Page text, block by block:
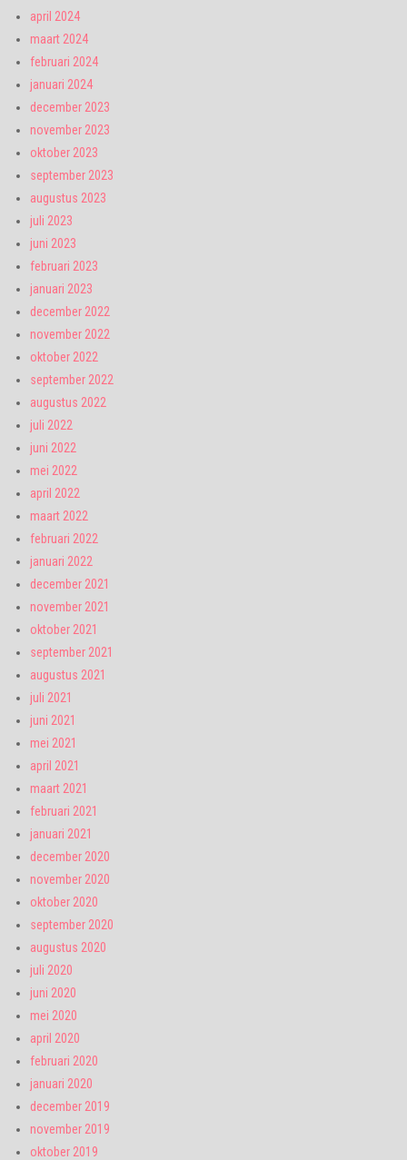
april 2024
maart 2024
februari 2024
januari 2024
december 2023
november 2023
oktober 2023
september 2023
augustus 2023
juli 2023
juni 2023
februari 2023
januari 2023
december 2022
november 2022
oktober 2022
september 2022
augustus 2022
juli 2022
juni 2022
mei 2022
april 2022
maart 2022
februari 2022
januari 2022
december 2021
november 2021
oktober 2021
september 2021
augustus 2021
juli 2021
juni 2021
mei 2021
april 2021
maart 2021
februari 2021
januari 2021
december 2020
november 2020
oktober 2020
september 2020
augustus 2020
juli 2020
juni 2020
mei 2020
april 2020
februari 2020
januari 2020
december 2019
november 2019
oktober 2019